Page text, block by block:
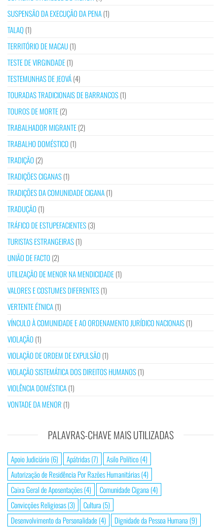
SUSPENSÃO DA EXECUÇÃO DA PENA(1)
TALAQ(1)
TERRITÓRIO DE MACAU(1)
TESTE DE VIRGINDADE(1)
TESTEMUNHAS DE JEOVÁ(4)
TOURADAS TRADICIONAIS DE BARRANCOS(1)
TOUROS DE MORTE(2)
TRABALHADOR MIGRANTE(2)
TRABALHO DOMÉSTICO (1)
TRADIÇÃO (2)
TRADIÇÕES CIGANAS(1)
TRADIÇÕES DA COMUNIDADE CIGANA(1)
TRADUÇÃO (1)
TRÁFICO DE ESTUPEFACIENTES(3)
TURISTAS ESTRANGEIRAS(1)
UNIÃO DE FACTO (2)
UTILIZAÇÃO DE MENOR NA MENDICIDADE(1)
VALORES E COSTUMES DIFERENTES(1)
VERTENTE ÉTNICA(1)
VÍNCULO À COMUNIDADE E AO ORDENAMENTO JURÍDICO NACIONAIS(1)
VIOLAÇÃO (1)
VIOLAÇÃO DE ORDEM DE EXPULSÃO (1)
VIOLAÇÃO SISTEMÁTICA DOS DIREITOS HUMANOS(1)
VIOLÊNCIA DOMÉSTICA(1)
VONTADE DA MENOR (1)
PALAVRAS-CHAVE MAIS UTILIZADAS
Apoio Judiciário(6) Apátridas(7) Asilo Político(4)
Autorização de Residência Por Razões Humanitárias(4)
Caixa Geral de Aposentações(4) Comunidade Cigana (4)
Convicções Religiosas(3) Cultura (5)
Desenvolvimento da Personalidade(4) Dignidade da Pessoa Humana (9)